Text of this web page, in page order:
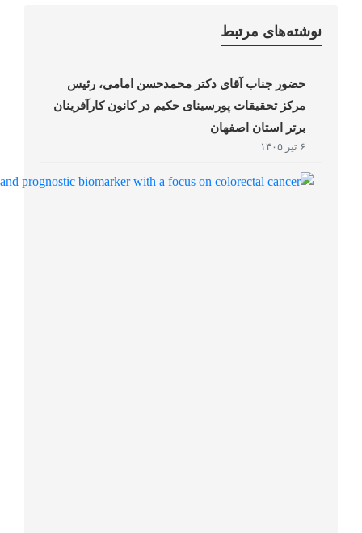
نوشته‌های مرتبط
حضور جناب آقای دکتر محمدحسن امامی، رئیس
مرکز تحقیقات پورسینای حکیم در کانون کارآفرینان
برتر استان اصفهان
۶ تیر ۱۴۰۵